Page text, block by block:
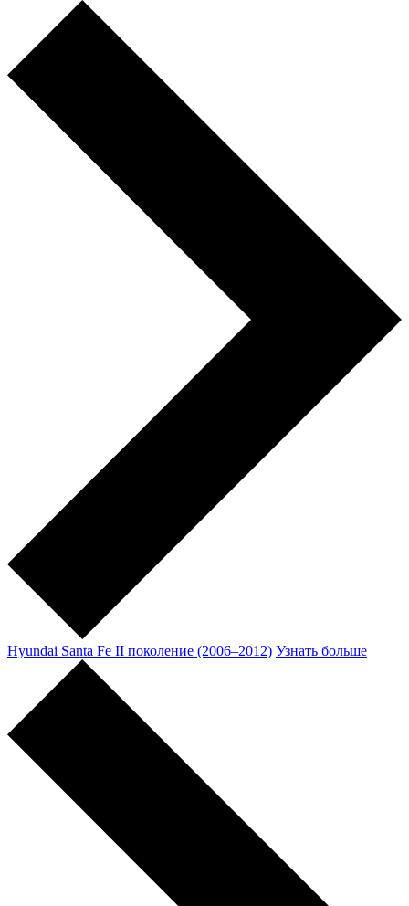
Hyundai Santa Fe II поколение (2006–2012) Узнать больше